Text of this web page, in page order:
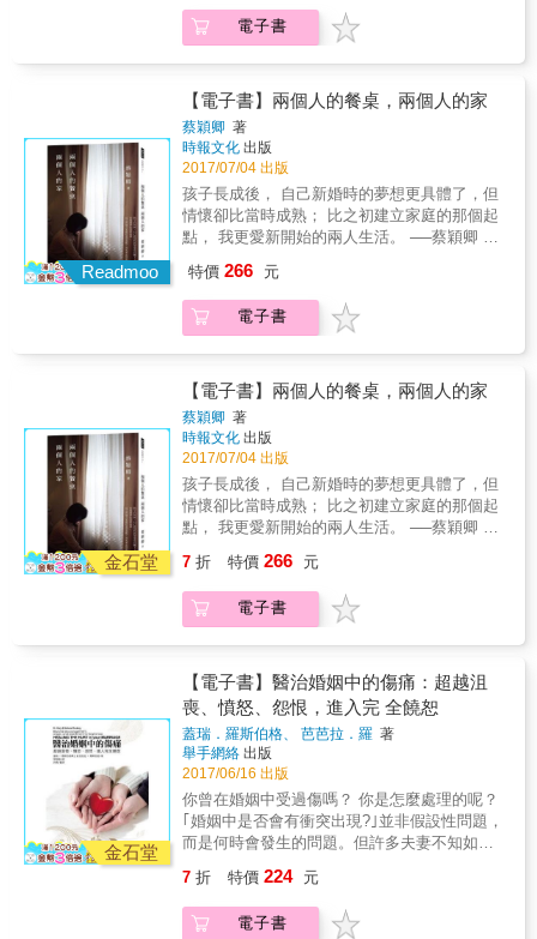
願意，就說你不想要；假若你不開心，就面無
表情也無妨。 我們不需要扮演另一個角色，
你，就是你。 「療癒心靈」之三： 只要是人，
了、我做的不是很正確、我犯了一個錯，這些
都是人生中的一部分。 但這不表示你不好、你
沒有價值，所以也請多肯定自己，並給自己一
個機會，允許自己和脆弱共處。 「療癒心靈」
之四： 你屬於你自己，你不需要拿自己的人生
去換取別人的愛和肯定。 你生命中的失落與不
安全感，你可以試著疼惜自己、療癒自己。 只
如何發現愛的真面目，如何縮短低潮期，如何
面對失去愛的未來，如何確認那是我們所愛。
在書上，一個愛的歷程，在愛的關係裡，所會
遇到的，外遇、劈腿、謊言、不信任
&hellip;&hellip;，她將帶領我們找到一個指引。
迷思：「我到底缺了什麼？」 很多人會以為，
另個人離開了，就是自己不夠好。在愛情關係
中，有許多迷思是深陷其中的人無法看見了，
其實不是自己缺了什麼，而是看不清楚要的是
什麼。 從來就不是這個人或這件事 你以為情緒
的發生，都跟別人有關，於是乎總是將焦點擺
在另個人的身上。或是遇到事情時，總是以為
是那件事情的發生，造成負面情緒產生。外
遇、離婚、分手，追根究底都跟自己有關。 跳
入老虎口中&mdash;如實去經驗你的情緒 這是
效的排解情緒，達到平靜。 外遇的線索藏匿在
微細之處 在一段關係中，問題的產生都不是在
一瞬間，也許一開始就有了。如何在細微處發
現，如何判別對方是否是慣性劈腿或外遇的
人，書中有個簡單的測驗可以幫助你。 極端有
害孩子發展的兩種教養方式 離婚了以後，什麼
的方式是對待孩子最好的教養？什麼是不該在
孩子面前說的話。成為夥伴父母，比成為監護
人更為重要。 人的一生中，傷痛不可避免地發
失的人。 緣生緣滅，再怎樣熱烈浪漫盟誓一生
的愛，都會有消褪的那一天。對於那樣的悲
傷，只有去「經驗」，別無其它。拿掉評價、
批判，放下分析與詮釋，就只是單純地領受、
進入、與體驗。在那最深的哀傷裡，痛苦將會
逐漸地轉化成喜悅與寧靜。「擁抱自己」才是
治癒傷痛的最佳良方。 本書特色 ※心理諮商師
以自身的經驗，探討如何從「愛」的關係裡，
更了解自己。 ※閱讀這本書，就像經歷了一段
愛的旅途，旅途中會遇見的，在書中一一呈
現。 ※每篇都有些經典的心理、哲學小語，帶
領我們思考，何謂「愛」。 ※不同章節，有些
人，如何調整情緒，如何從無名指看出個性。
一名是誰？ &bull;看聊齋竟然能學習馭夫術？
&bull;皇帝也會收到離婚協議書？ &bull;要不要
處理？ &bull;男人想逼女人離婚通常會用那些
方法？ 律師不僅帶領你從古代感情觀看現代愛
情與婚姻，對於相親小知識、配偶使用說明
書、婚前協議書、離婚協議書......等都有精闢
分析。 婚前腦袋進多少水，婚後眼睛就流多少
淚 常在FB上為各種問題提供解答的律師，寫出
最受大家所關注的生活、人生問題， 本書從兩
性感情、婚姻、離婚等不同人生階段，點出實
際會面對的種種狀況， 像是：兩性交往、婚前
遇、離婚協議......等， 這些與大家可能有關的
問題，將藉由律師多年專業經驗，提出心中最
懇切的忠告與提醒。 呂麗絲精選金句： & 【女
人篇】 &bull;愛情與流年毫無關係，但是跟個
性非常有關。 &bull;真正的幸福，不是對方的
無微不至，而是自己的開心滿足。 &bull;現在
對他的報復，只是在踐踏與否定你自己，曾經
有能力愛一個人。 &bull;不要當公主，因為那
得靠對的老爸；不要當王后，因為那得靠好的
老公。 &bull;不要用毀滅男人自尊的方式希望
他好，他不會因為這樣而更好，只會厭惡妳。
【男人篇】 &bull;如果男人沒辦法扮演捍衛家
庭價值的角色，就不要讓妻子住在家跟另一個
女人爭奪所愛的男人。 &bull;她是獨立個體，
不是你的財產，「嫁」進你家就是你家的人，
回想當時怎麼把人家騙到手的。 &bull;請記得
她曾經是你的最愛。大部分的女人，你給他一
分，她會還你十分。 &bull;沒有無法離的婚，
只有付不起的代價。 本書特色 & 1.律師帶你穿
越古代，從歷史看現今兩性與婚姻。 2.從兩性
感情、婚姻、離婚等不同人生階段，點出實際
會面對的種種狀況。 3.提供最具代表性的呂大
嬸十點提醒整理文，好記又受用無窮。
電子書
Readmoo
【電子書】兩個人的餐桌，兩個人的家
蔡穎卿 著
時報文化 出版
2017/07/04 出版
孩子長成後， 自己新婚時的夢想更具體了，但
情懷卻比當時成熟； 比之初建立家庭的那個起
點， 我更愛新開始的兩人生活。 ──蔡穎卿 當
又走回只有兩個人的世界，蔡穎卿說：「從兩
個人開始，再回到兩個人的生活，如果以線條
相連，畫起來就是一個圓；&hellip;&hellip;這是
個圈，用來踏實這個圓。」 透過這本書裡的
情、住、行、衣、知到20道簡易食譜，蔡穎卿
帶領我們看見平凡人的婚姻生活日常，她說：
「結婚很好，因為它使我擁有：最知心的朋
友，最好的工作伙伴與合法的情人。」學習溫
和、合作、信任、同甘共苦與彼此尊重的功
課，透過深度的交流與溝通，我們因此懂得──
原來所謂的浪漫，是從腳踏實地的持家裡開出
花朵來的；而婚姻，也跟人生裡所有的目標一
結伴而行的人，都同享這樣的幸福與快樂！
特價 266 元
電子書
金石堂
【電子書】兩個人的餐桌，兩個人的家
蔡穎卿 著
時報文化 出版
2017/07/04 出版
孩子長成後， 自己新婚時的夢想更具體了，但
情懷卻比當時成熟； 比之初建立家庭的那個起
點， 我更愛新開始的兩人生活。 ──蔡穎卿 當
又走回只有兩個人的世界，蔡穎卿說：「從兩
個人開始，再回到兩個人的生活，如果以線條
相連，畫起來就是一個圓；&hellip;&hellip;這是
個圈，用來踏實這個圓。」 透過這本書裡的
情、住、行、衣、知到20道簡易食譜，蔡穎卿
帶領我們看見平凡人的婚姻生活日常，她說：
「結婚很好，因為它使我擁有：最知心的朋
友，最好的工作伙伴與合法的情人。」學習溫
和、合作、信任、同甘共苦與彼此尊重的功
課，透過深度的交流與溝通，我們因此懂得──
原來所謂的浪漫，是從腳踏實地的持家裡開出
花朵來的；而婚姻，也跟人生裡所有的目標一
樣，要努力、要照顧、要發展。 但願所有人生
7 折 特價 266 元
電子書
金石堂
【電子書】醫治婚姻中的傷痛：超越沮
喪、憤怒、怨恨，進入完 全饒恕
蓋瑞．羅斯伯格、 芭芭拉．羅 著
舉手網絡 出版
2017/06/16 出版
你曾在婚姻中受過傷嗎？ 你是怎麼處理的呢？
｢婚姻中是否會有衝突出現?｣並非假設性問題，
而是何時會發生的問題。但許多夫妻不知如何
積了諸多未處理的傷害、憤怒與怨恨。 你可以
治癒婚姻中的傷痛！ 學習以饒恕的愛關閉衝突
未解的惡性循環。婚姻專家羅斯伯格伉儷援引
7 折 特價 224 元
電子書